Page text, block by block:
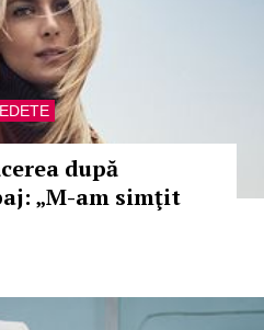
după
„M-am simţit